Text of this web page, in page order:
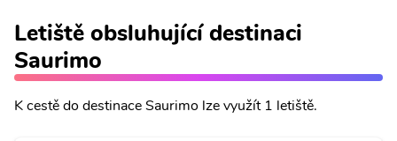
Letiště obsluhující destinaci
Saurimo
K cestě do destinace Saurimo lze využít 1 letiště.